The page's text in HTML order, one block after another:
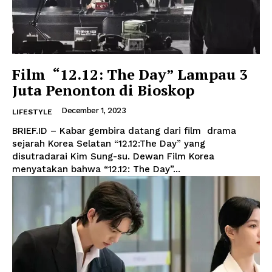
Film “12.12: The Day” Lampau 3
Juta Penonton di Bioskop
LIFESTYLE December 1, 2023
BRIEF.ID – Kabar gembira datang dari film drama
sejarah Korea Selatan “12.12:The Day” yang
disutradarai Kim Sung-su. Dewan Film Korea
menyatakan bahwa “12.12: The Day”...